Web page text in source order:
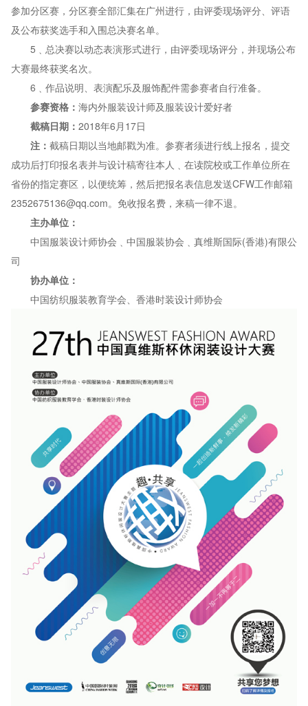
参加分区赛，分区赛全部汇集在广州进行，由评委现场评分、评语
及公布获奖选手和入围总决赛名单。
5﹑总决赛以动态表演形式进行，由评委现场评分，并现场公布
大赛最终获奖名次。
6﹑作品说明、表演配乐及服饰配件需参赛者自行准备。
参赛资格： 海内外服装设计师及服装设计爱好者
截稿日期： 2018年6月17日
注： 截稿日期以当地邮戳为准。参赛者须进行线上报名，提交
成功后打印报名表并与设计稿寄往本人﹑在读院校或工作单位所在
省份的指定赛区，以便统筹，然后把报名表信息发送CFW工作邮箱
2352675136@qq.com。免收报名费，来稿一律不退。
主办单位：
中国服装设计师协会﹑中国服装协会﹑真维斯国际(香港)有限公
司
协办单位：
中国纺织服装教育学会、香港时装设计师协会